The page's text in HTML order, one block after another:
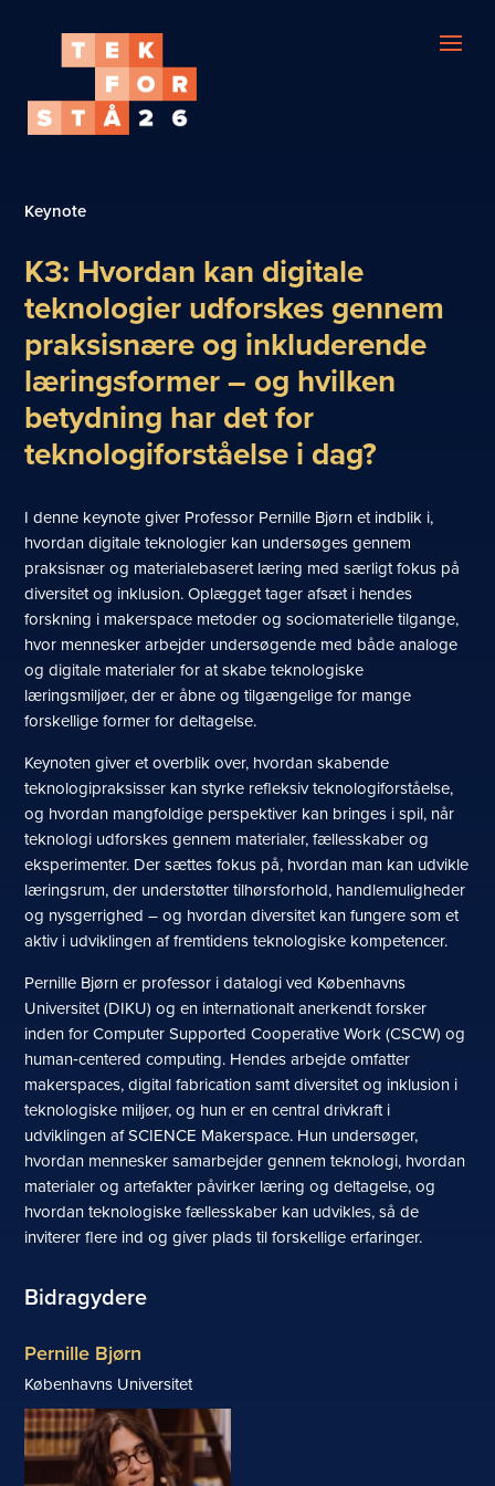
Keynote
K3: Hvordan kan digitale
teknologier udforskes gennem
praksisnære og inkluderende
læringsformer – og hvilken
betydning har det for
teknologiforståelse i dag?
I denne keynote giver Professor Pernille Bjørn et indblik i,
hvordan digitale teknologier kan undersøges gennem
praksisnær og materialebaseret læring med særligt fokus på
diversitet og inklusion. Oplægget tager afsæt i hendes
forskning i makerspace metoder og sociomaterielle tilgange,
hvor mennesker arbejder undersøgende med både analoge
og digitale materialer for at skabe teknologiske
læringsmiljøer, der er åbne og tilgængelige for mange
forskellige former for deltagelse.
Keynoten giver et overblik over, hvordan skabende
teknologipraksisser kan styrke refleksiv teknologiforståelse,
og hvordan mangfoldige perspektiver kan bringes i spil, når
teknologi udforskes gennem materialer, fællesskaber og
eksperimenter. Der sættes fokus på, hvordan man kan udvikle
læringsrum, der understøtter tilhørsforhold, handlemuligheder
og nysgerrighed – og hvordan diversitet kan fungere som et
aktiv i udviklingen af fremtidens teknologiske kompetencer.
Pernille Bjørn er professor i datalogi ved Københavns
Universitet (DIKU) og en internationalt anerkendt forsker
inden for Computer Supported Cooperative Work (CSCW) og
human‑centered computing. Hendes arbejde omfatter
makerspaces, digital fabrication samt diversitet og inklusion i
teknologiske miljøer, og hun er en central drivkraft i
udviklingen af SCIENCE Makerspace. Hun undersøger,
hvordan mennesker samarbejder gennem teknologi, hvordan
materialer og artefakter påvirker læring og deltagelse, og
hvordan teknologiske fællesskaber kan udvikles, så de
inviterer flere ind og giver plads til forskellige erfaringer.
Bidragydere
Pernille Bjørn
Københavns Universitet